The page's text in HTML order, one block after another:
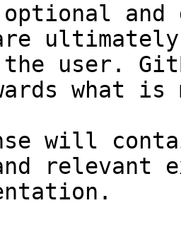
and
user.
what
will
relevant